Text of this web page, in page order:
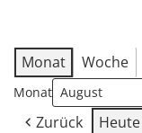
Monat Woche
Monat
Zurück Heute